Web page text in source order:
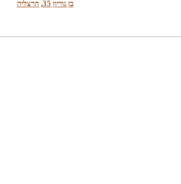
בן גוריון 35, הרצליה